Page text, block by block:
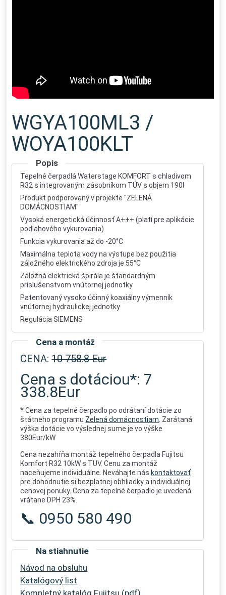
WGYA100ML3 /
WOYA100KLT
Popis
Tepelné čerpadlá Waterstage KOMFORT s chladivom
R32 s integrovaným zásobníkom TÚV s objem 190l
Produkt podporovaný v projekte "ZELENÁ
DOMÁCNOSTIAM"
Vysoká energetická účinnosť A+++ (platí pre aplikácie
podlahového vykurovania)
Funkcia vykurovania až do -20°C
Maximálna teplota vody na výstupe bez použitia
záložného elektrického zdroja je 55°C
Záložná elektrická špirála je štandardným
príslušenstvom vnútornej jednotky
Patentovaný vysoko účinný koaxiálny výmenník
vnútornej hydraulickej jednotky
Regulácia SIEMENS
Cena a montáž
CENA:10 758.8 Eur
Cena s dotáciou*: 7
338.8Eur
* Cena za tepelné čerpadlo po odrátaní dotácie zo
štátneho programu Zelená domácnostiam. Zarátaná
výška dotácie vo výslednej sume je vo výške
380Eur/kW
Cena nezahŕňa montáž tepelného čerpadla Fujitsu
Komfort R32 10kW s TUV. Cenu za montáž
naceňujeme individuálne. Neváhajte nás kontaktovať
pre dohodnutie si bezplatnej obhliadky a individuálnej
cenovej ponuky. Cena za tepelné čerpadlo je uvedená
vrátane DPH 23%.
📞 0950 580 490
Na stiahnutie
Návod na obsluhu
Katalógový list
Kompletný katalóg Fujitsu (pdf)